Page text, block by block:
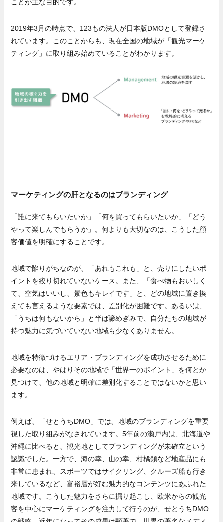
ことが主な目的です。
2019年3月の時点で、123もの法人が日本版DMOとして登録さ
れています。このことからも、現在全国の地域が「観光マーケ
ティング」に取り組み始めていることがわかります。
マーケティングの肝となるのはブランディング
「誰に来てもらいたいか」「何を買ってもらいたいか」「どう
やって楽しんでもらうか」。何よりも大切なのは、こうした顧
客価値を明確にすることです。
地域で陥りがちなのが、「あれもこれも」と、売りにしたいポ
イントを絞り切れていないケース。また、「食べ物もおいしく
て、空気はいいし、景色もキレイです」と、どの地域に置き換
えても言えるような要素では、差別化が困難です。あるいは、
「うちは何もないから」と半ば諦めぎみで、自分たちの地域が
持つ魅力に気づいていない地域も少なくありません。
地域を特徴づけるエリア・ブランディングを成功させるために
必要なのは、やはりその地域で「世界一のポイント」を何とか
見つけて、他の地域と明確に差別化することではないかと思い
ます。
例えば、「せとうちDMO」では、地域のブランディングを重要
視した取り組みがなされています。5年前の瀬戸内は、北海道や
沖縄に比べると、観光地としてブランディングが未確立という
認識でした。一方で、海の幸、山の幸、柑橘類など地産品にも
非常に恵まれ、スポーツではサイクリング、クルーズ船も行き
来しているなど、富裕層が好む魅力的なコンテンツにあふれた
地域です。こうした魅力をさらに掘り起こし、欧米からの観光
客を中心にマーケティングを注力して行うのが、せとうちDMO